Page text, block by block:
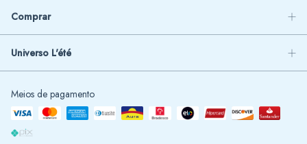
Comprar
Universo L'été
Meios de pagamento